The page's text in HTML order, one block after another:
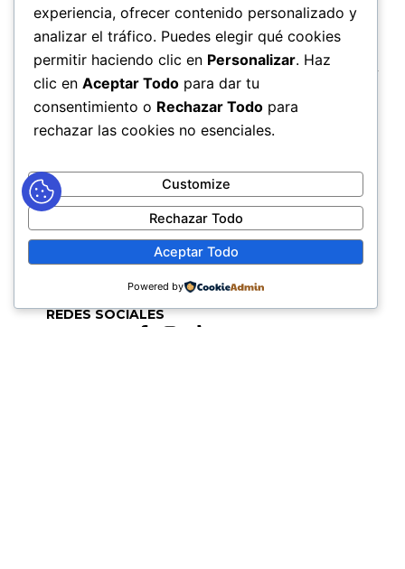
FÁBRICA DE LICORES DEL TOLIMA
El exceso de alcohol es perjudicial para la salud. Ley 30 de 1986.
Prohíbase el expendio de bebidas embriagantes a menores de edad y
mujeres embarazadas.
DIRECCIÓN (CANAL FÍSICO)
Colombia
CANALES ELECTRÓNICOS PARA ATENCIÓN AL PÚBLICO
gerencia@fabricadelicoresdeltolima.com
CORREO DE NOTIFICACIONES JUDICIALES
REDES SOCIALES
experiencia, ofrecer contenido personalizado y
analizar el tráfico. Puedes elegir qué cookies
permitir haciendo clic en Personalizar. Haz
clic en Aceptar Todo para dar tu
consentimiento o Rechazar Todo para
rechazar las cookies no esenciales.
Customize
Rechazar Todo
Aceptar Todo
Powered by